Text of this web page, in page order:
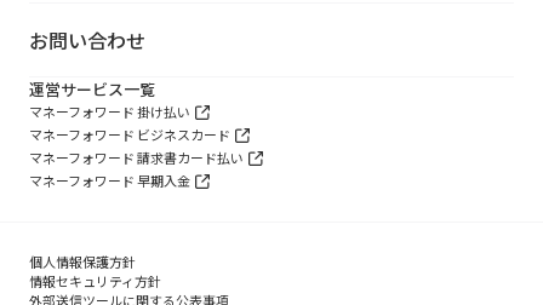
お問い合わせ
運営サービス一覧
マネーフォワード 掛け払い
マネーフォワード ビジネスカード
マネーフォワード 請求書カード払い
マネーフォワード 早期入金
個人情報保護方針
情報セキュリティ方針
外部送信ツールに関する公表事項